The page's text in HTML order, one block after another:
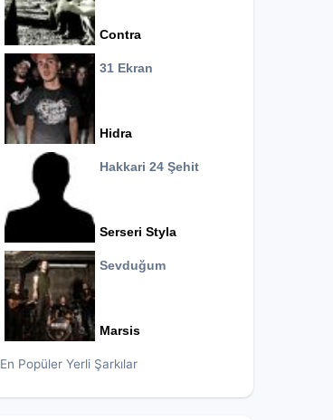
Contra
31 Ekran
Hidra
Hakkari 24 Şehit
Serseri Styla
Sevduğum
Marsis
En Popüler Yerli Şarkılar